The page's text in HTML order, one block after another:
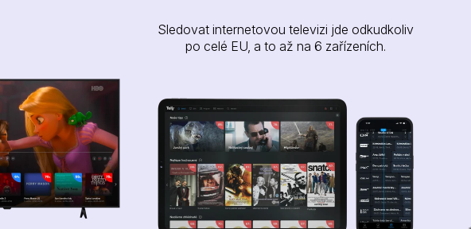
Sledovat internetovou televizi jde odkudkoliv
po celé EU, a to až na 6 zařízeních.